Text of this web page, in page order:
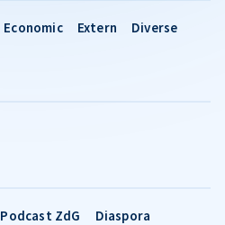
Economic Extern Diverse
Podcast ZdG
Diaspora